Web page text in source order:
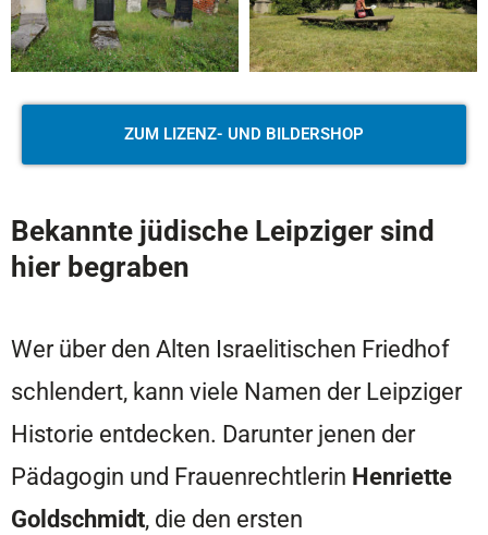
ZUM LIZENZ- UND BILDERSHOP
Bekannte jüdische Leipziger sind
hier begraben
Wer über den Alten Israelitischen Friedhof
schlendert, kann viele Namen der Leipziger
Historie entdecken. Darunter jenen der
Pädagogin und Frauenrechtlerin Henriette
Goldschmidt, die den ersten